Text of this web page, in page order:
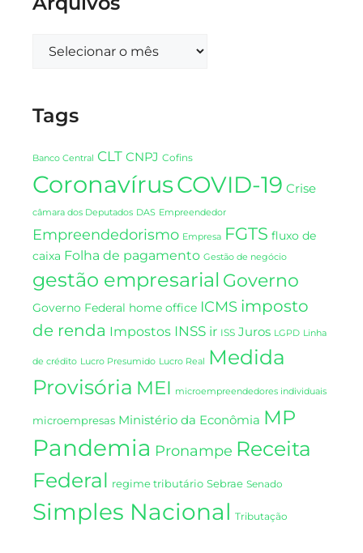
Tags
Banco Central CLT CNPJ Cofins
CoronavírusCOVID-19 Crise
câmara dos Deputados DAS Empreendedor
Empreendedorismo Empresa FGTS fluxo de
caixa Folha de pagamento Gestão de negócio
gestão empresarial Governo
Governo Federal home office ICMS imposto
de renda Impostos INSS ir ISS Juros LGPD Linha
de crédito Lucro Presumido Lucro Real
Medida
Provisória MEI microempreendedores individuais
microempresas Ministério da Econômia MP
Pandemia Pronampe Receita
Federal regime tributário Sebrae Senado
Simples Nacional Tributação